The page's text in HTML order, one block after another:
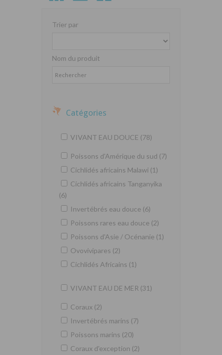
Trier par
Nom du produit
Catégories
VIVANT EAU DOUCE (78)
Poissons d'Amérique du sud (7)
Cichlidés africains Malawi (1)
Cichlidés africains Tanganyika
(6)
Invertébrés eau douce (6)
Poissons rares eau douce (2)
Poissons d'Asie / Océnanie (1)
Ovovivipares (2)
Cichlidés Africains (1)
VIVANT EAU DE MER (31)
Coraux (2)
Invertébrés marins (7)
Poissons marins (20)
Coraux d'exception (2)